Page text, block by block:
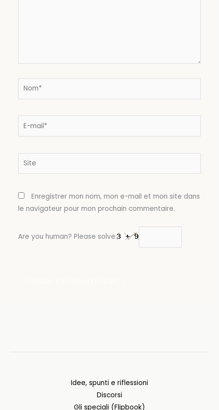
Nom*
E-
Site
Enregistrer mon nom, mon e-mail et mon site dans
le navigateur pour mon prochain commentaire.
Are you human? Please solve:
Idee, spunti e riflessioni
Discorsi
Gli speciali (Flipbook)